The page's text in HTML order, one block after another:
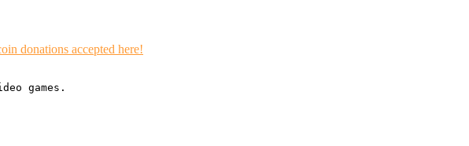
games.